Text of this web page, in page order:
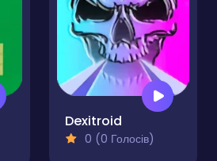
Dexitroid
0 (0 Голосів)